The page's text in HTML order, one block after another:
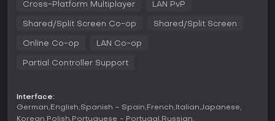
jogo.
Além do canto básico, há elementos interativos como
multiplicadores de pontuação por notas difíceis ou ritmo
músicas novas chegando via updates. A mecânica incentiva
competidores.
Modos de Jogo
Cross-Platform Multiplayer LAN PvP
Shared/Split Screen Co-op Shared/Split Screen
Online Co-op LAN Co-op
Partial Controller Support
Interface:
German English Spanish - Spain French Italian Japanese
Korean Polish Portuguese - Portugal
Russian